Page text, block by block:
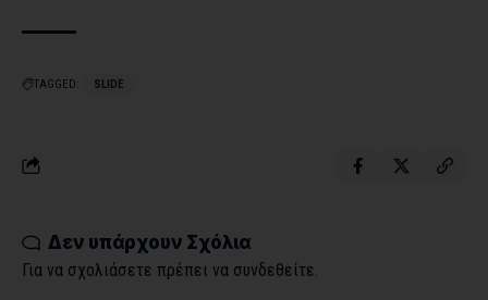
TAGGED: SLIDE
Δεν υπάρχουν Σχόλια
Για να σχολιάσετε πρέπει να συνδεθείτε